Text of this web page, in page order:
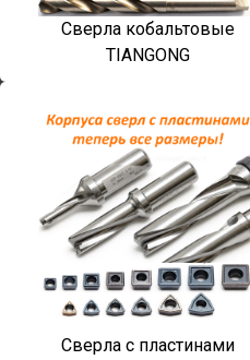
Сверла кобальтовые
TIANGONG
Сверла с пластинами